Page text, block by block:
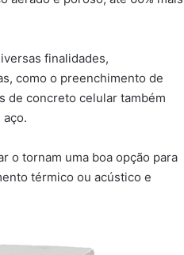
finalidades,
como o preenchimento de
de concreto celular também
o tornam uma boa opção para
térmico ou acústico e